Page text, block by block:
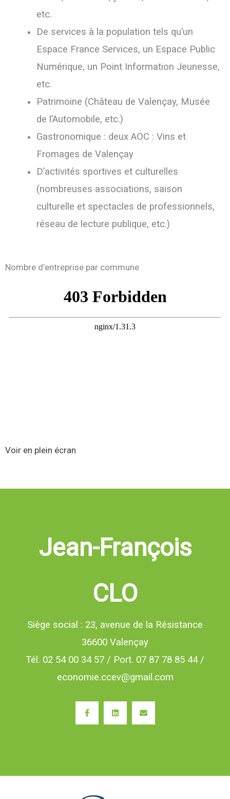
etc.
De services à la population tels qu’un
Espace France Services, un Espace Public
Numérique, un Point Information Jeunesse,
etc.
Patrimoine (Château de Valençay, Musée
de l’Automobile, etc.)
Gastronomique : deux AOC : Vins et
Fromages de Valençay
D’activités sportives et culturelles
(nombreuses associations, saison
culturelle et spectacles de professionnels,
réseau de lecture publique, etc.)
Nombre d'entreprise par commune
Voir en plein écran
Jean-François
CLO
Siège social : 23, avenue de la Résistance
36600 Valençay
Tél. 02 54 00 34 57 / Port. 07 87 78 85 44 /
economie.ccev@gmail.com
Facebook-
f
LinkedinEnvelope